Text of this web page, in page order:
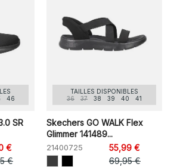
46
SR
€
€
TAILLES DISPONIBLES
36
37 38 39 40 41
Skechers GO WALK Flex
Glimmer 141489...
21400725
55,99 €
69,95 €